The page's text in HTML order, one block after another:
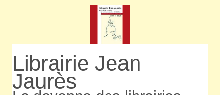
Librairie Jean
Jaurès